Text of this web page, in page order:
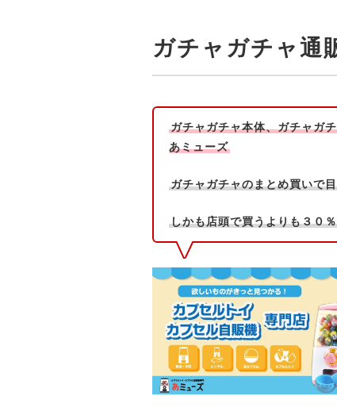
ガチャガチャ通
ガチャガチャ本体、ガチャガ
あミューズ
ガチャガチャのまとめ買いで
しかも店頭で買うよりも３０